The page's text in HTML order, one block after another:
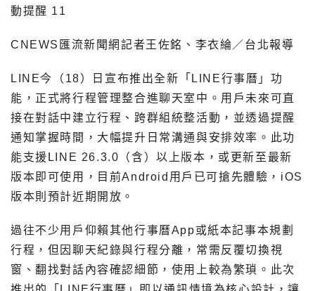
CNEWS匯流新聞網記者王佐銘、李衣綸／台北報導
LINE今（18）日宣布推出全新「LINE行事曆」功
能，正式將行程管理整合進聊天室中。用戶未來可直
接在對話中建立行程、跨群組統整活動，並透過提醒
通知掌握時間，大幅提升日常溝通與安排效率。此功
能支援LINE 26.3.0（含）以上版本，或更新至最新
版本即可使用，目前Android用戶已可搶先體驗，iOS
版本則預計近期開放。
過往不少用戶仰賴其他行事曆App或紙本記事本規劃
行程，但因聊天紀錄與行程分離，常需反覆切換視
窗、翻找對話內容確認細節，使用上較為繁瑣。此次